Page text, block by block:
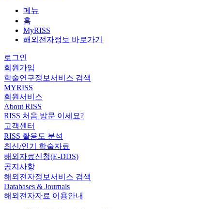
메뉴
홈
MyRISS
해외전자정보 바로가기
로그인
회원가입
학술연구정보서비스 검색
MYRISS
회원서비스
About RISS
RISS 처음 방문 이세요?
고객센터
RISS 활용도 분석
최신/인기 학술자료
해외자료신청(E-DDS)
공지사항
해외전자정보서비스 검색
Databases & Journals
해외전자자료 이용안내